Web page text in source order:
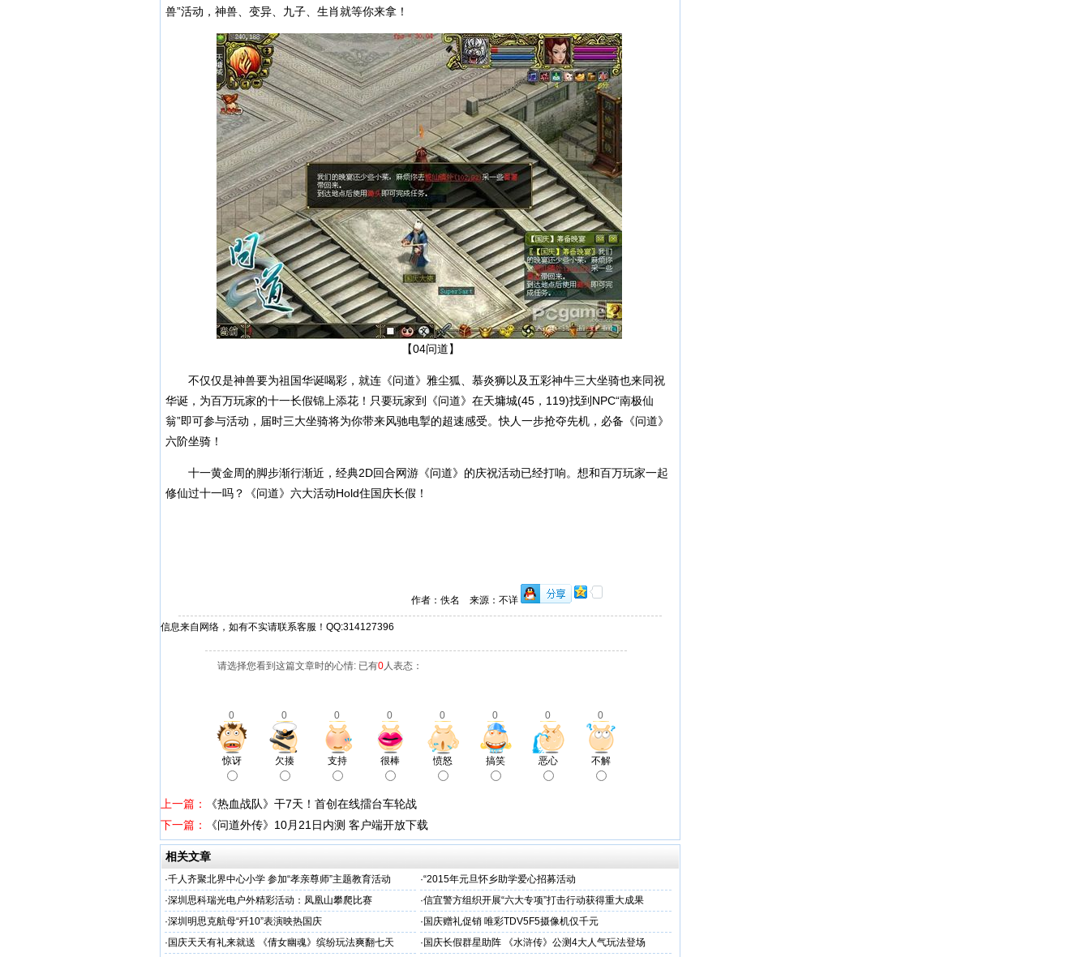
兽”活动，神兽、变异、九子、生肖就等你来拿！
【04问道】
不仅仅是神兽要为祖国华诞喝彩，就连《问道》雅尘狐、慕炎狮以及五彩神牛三大坐骑也来同祝
华诞，为百万玩家的十一长假锦上添花！只要玩家到《问道》在天墉城(45，119)找到NPC“南极仙
翁”即可参与活动，届时三大坐骑将为你带来风驰电掣的超速感受。快人一步抢夺先机，必备《问道》
六阶坐骑！
十一黄金周的脚步渐行渐近，经典2D回合网游《问道》的庆祝活动已经打响。想和百万玩家一起
修仙过十一吗？《问道》六大活动Hold住国庆长假！
作者：佚名 来源：不详
信息来自网络，如有不实请联系客服！QQ:314127396
请选择您看到这篇文章时的心情: 已有0人表态：
0 0 0 0 0 0 0 0
惊讶 欠揍 支持 很棒 愤怒 搞笑 恶心 不解
上一篇：
《热血战队》干7天！首创在线擂台车轮战
下一篇：
《问道外传》10月21日内测 客户端开放下载
相关文章
·千人齐聚北界中心小学 参加“孝亲尊师”主题教育活动 ·“2015年元旦怀乡助学爱心招募活动
·深圳思科瑞光电户外精彩活动：凤凰山攀爬比赛 ·信宜警方组织开展“六大专项”打击行动获得重大成果
·深圳明思克航母“歼10”表演映热国庆 · 国庆赠礼促销 唯彩TDV5F5摄像机仅千元
· 国庆天天有礼来就送 《倩女幽魂》缤纷玩法爽翻七天 · 国庆长假群星助阵 《水浒传》公测4大人气玩法登场